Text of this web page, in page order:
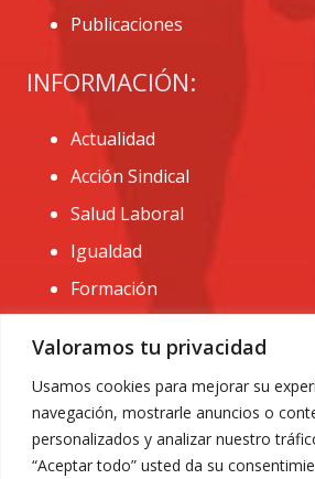
Valoramos tu privacidad
Usamos cookies para mejorar su
navegación, mostrarle anuncios o
personalizados y analizar nuestro
“Aceptar todo” usted da su
Publicaciones
INFORMACIÓN:
Actualidad
Acción Sindical
Salud Laboral
Igualdad
Formación
CONTACTO:
administracion@usomurcia.org
968 25 01 20
C/ Huerto de las bombas nº6.